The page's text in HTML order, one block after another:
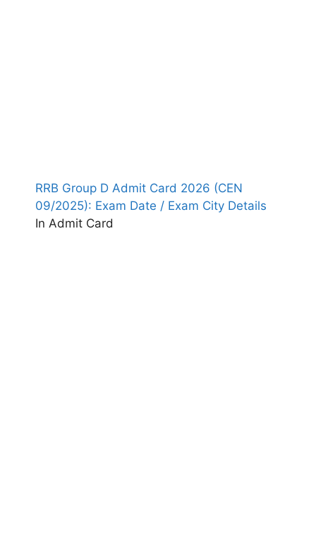
RRB Group D Admit Card 2026 (CEN
09/2025): Exam Date / Exam City Details
In Admit Card